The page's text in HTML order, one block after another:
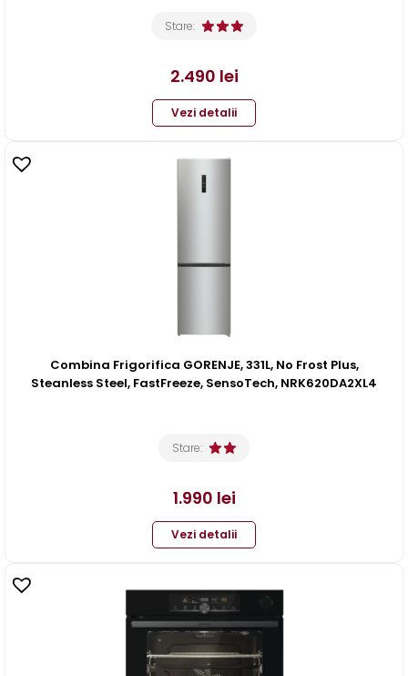
Stare:
2.490 lei
Vezi detalii
Combina Frigorifica GORENJE, 331L, No Frost Plus,
Steanless Steel, FastFreeze, SensoTech, NRK620DA2XL4
Stare:
1.990 lei
Vezi detalii